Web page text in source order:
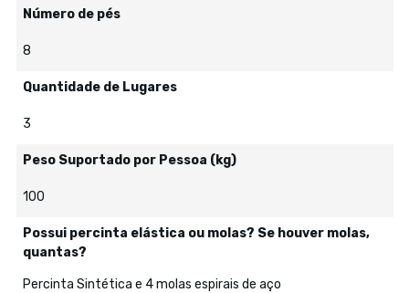
Número de pés
8
Quantidade de Lugares
3
Peso Suportado por Pessoa (kg)
100
Possui percinta elástica ou molas? Se houver molas,
quantas?
Percinta Sintética e 4 molas espirais de aço